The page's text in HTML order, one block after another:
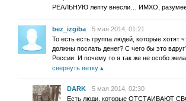
РЕАЛЬНУЮ лепту внесли… ИМХО,
bez_izgiba
5 мая 2014, 01:21
То есть есть группа людей, которые
должны послать денег? С чего бы это
России. И почему то я так же не особо
свернуть ветку
DARK
5 мая 2014, 02:30
Есть люди, которые ОТСТАИВАЮТ